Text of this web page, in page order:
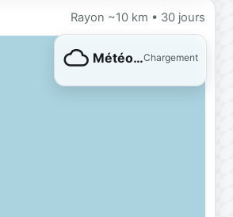
Rayon ~10 km • 30 jours
Météo…Chargement